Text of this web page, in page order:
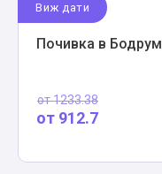
Виж дати
Почивка в Бодрум
от1233.38
от 912.7